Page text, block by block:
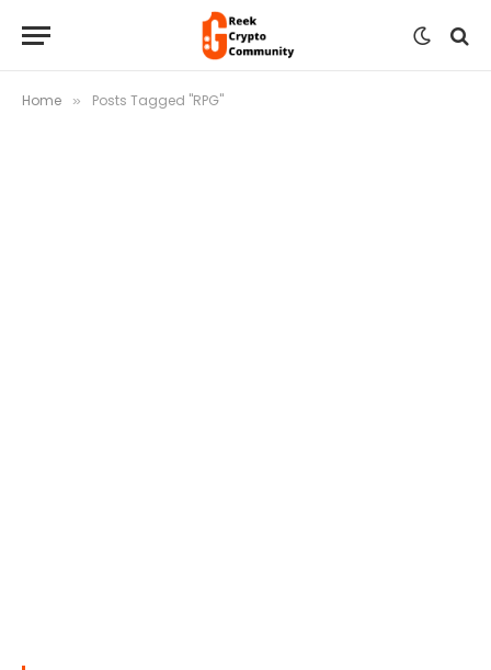
Home » Posts Tagged "RPG"